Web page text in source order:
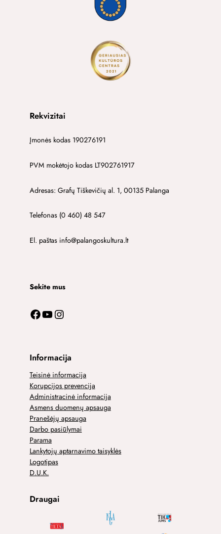
Rekvizitai
Įmonės kodas 190276191
PVM mokėtojo kodas LT902761917
Adresas: Grafų Tiškevičių al. 1, 00135 Palanga
Telefonas (0 460) 48 547
El. paštas info@palangoskultura.lt
Sekite mus
Facebook YouTube Instagram
Informacija
Teisinė informacija
Korupcijos prevencija
Administracinė informacija
Asmens duomenų apsauga
Pranešėjų apsauga
Darbo pasiūlymai
Parama
Lankytojų aptarnavimo taisyklės
Logotipas
D.U.K.
Draugai